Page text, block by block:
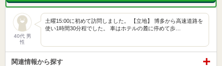
40代 男
性
土曜15:00に初めて訪問しました。 【立地】 博多から高速道路を
使い1時間30分程でした。 車はホテルの麓に停めて歩…
関連情報から探す